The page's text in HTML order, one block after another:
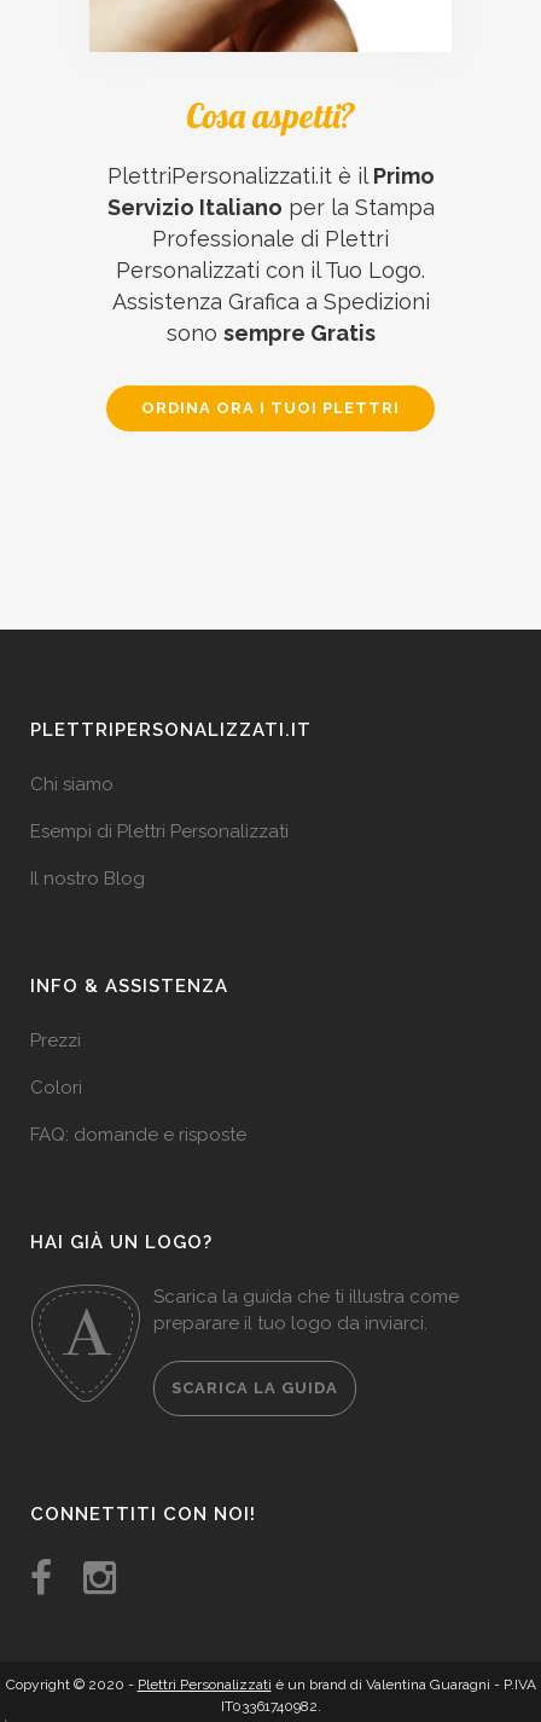
Cosa aspetti?
PlettriPersonalizzati.it è il Primo
Servizio Italiano per la Stampa
Professionale di Plettri
Personalizzati con il Tuo Logo.
Assistenza Grafica a Spedizioni
sono sempre Gratis
ORDINA ORA I TUOI PLETTRI
PLETTRIPERSONALIZZATI.IT
Chi siamo
Esempi di Plettri Personalizzati
Il nostro Blog
INFO & ASSISTENZA
Prezzi
Colori
FAQ: domande e risposte
HAI GIÀ UN LOGO?
Scarica la guida che ti illustra come
preparare il tuo logo da inviarci.
SCARICA LA GUIDA
CONNETTITI CON NOI!
Copyright © 2020 - Plettri Personalizzati è un brand di Valentina Guaragni - P.IVA
IT03361740982.